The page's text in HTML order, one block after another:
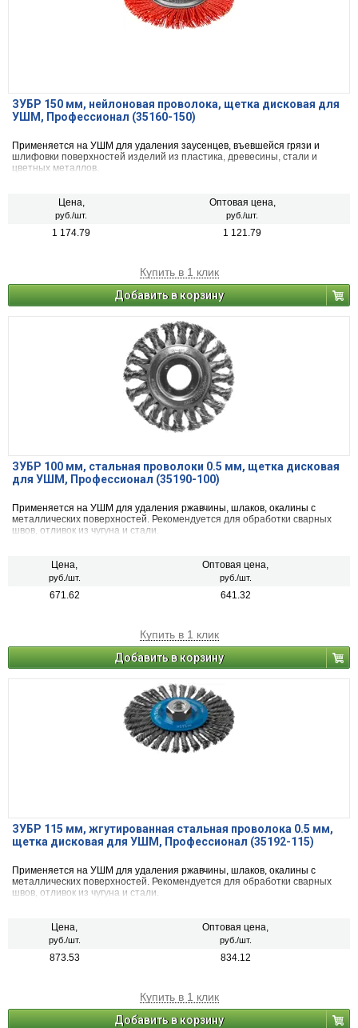
ЗУБР 150 мм, нейлоновая проволока, щетка дисковая для
УШМ, Профессионал (35160-150)
Применяется на УШМ для удаления заусенцев, въевшейся грязи и
шлифовки поверхностей изделий из пластика, древесины, стали и
цветных металлов.
Цена,
руб./шт.
Оптовая цена,
руб./шт.
1 174.79 1 121.79
Купить в 1 клик
Добавить в корзину
ЗУБР 100 мм, стальная проволоки 0.5 мм, щетка дисковая
для УШМ, Профессионал (35190-100)
Применяется на УШМ для удаления ржавчины, шлаков, окалины с
металлических поверхностей. Рекомендуется для обработки сварных
швов, отливок из чугуна и стали.
Цена,
руб./шт.
Оптовая цена,
руб./шт.
671.62 641.32
Купить в 1 клик
Добавить в корзину
ЗУБР 115 мм, жгутированная стальная проволока 0.5 мм,
щетка дисковая для УШМ, Профессионал (35192-115)
Применяется на УШМ для удаления ржавчины, шлаков, окалины с
металлических поверхностей. Рекомендуется для обработки сварных
швов, отливок из чугуна и стали.
Цена,
руб./шт.
Оптовая цена,
руб./шт.
873.53 834.12
Купить в 1 клик
Добавить в корзину